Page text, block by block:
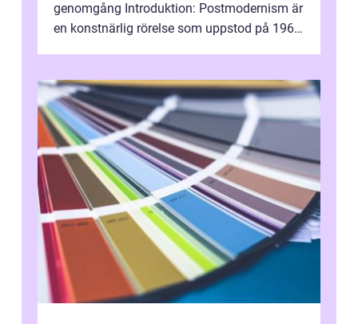
genomgång Introduktion: Postmodernism är
en konstnärlig rörelse som uppstod på 1960-